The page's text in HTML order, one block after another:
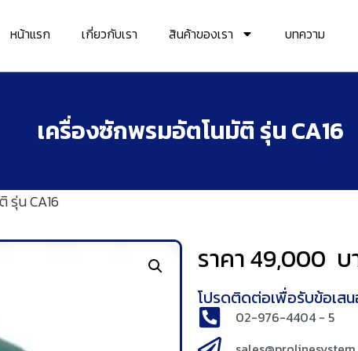
หน้าแรก เกี่ยวกับเรา สินค้าของเรา บทความ
เครื่องซักพรมอัตโนมัติ รุ่น CA16
รุ่น CA16
ราคา49,000 บ
โปรดติดต่อเพื่อรับข้อเส
02-976-4404 - 5